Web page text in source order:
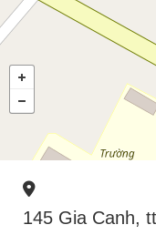
145 Gia Canh,